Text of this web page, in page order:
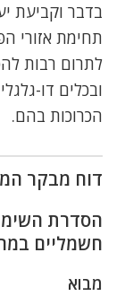
בדבר וקביעת
תחימת אזורי
לתרום רבות
ובכלים דו-
הכרוכות בהם.
דוח מבקר
הסדרת
חשמליים
מבוא